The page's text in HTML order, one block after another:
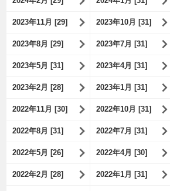
2023年11月 [29] 2023年10月 [31]
2023年8月 [29] 2023年7月 [31]
2023年5月 [31] 2023年4月 [31]
2023年2月 [28] 2023年1月 [31]
2022年11月 [30] 2022年10月 [31]
2022年8月 [31] 2022年7月 [31]
2022年5月 [26] 2022年4月 [30]
2022年2月 [28] 2022年1月 [31]